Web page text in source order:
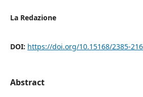
La Redazione
DOI: https://doi.org/10.15168/2385-
Abstract